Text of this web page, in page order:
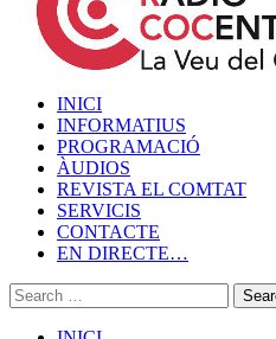
INICI
INFORMATIUS
PROGRAMACIÓ
ÀUDIOS
REVISTA EL COMTAT
SERVICIS
CONTACTE
EN DIRECTE…